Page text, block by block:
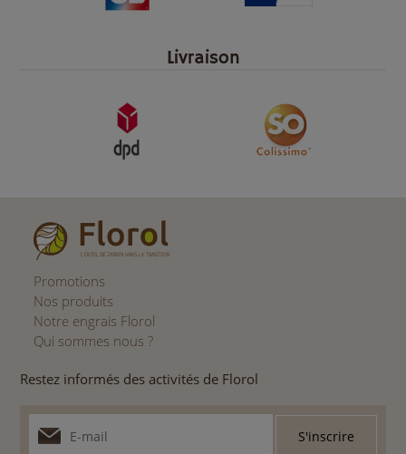
Livraison
Promotions
Nos produits
Notre engrais Florol
Qui sommes nous ?
Restez informés des activités de Florol